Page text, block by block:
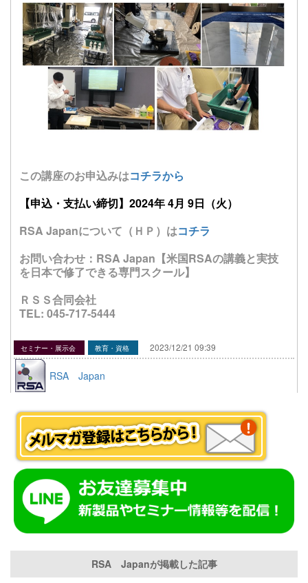
この講座のお申込みはコチラから
【申込・支払い締切】2024年 4月 9日（火）
RSA Japanについて（ＨＰ）はコチラ
お問い合わせ：RSA Japan【米国RSAの講義と実技
を日本で修了できる専門スクール】
ＲＳＳ合同会社
TEL: 045-717-5444
セミナー・展示会 教育・資格 2023/12/21 09:39
RSA Japan
RSA Japanが掲載した記事